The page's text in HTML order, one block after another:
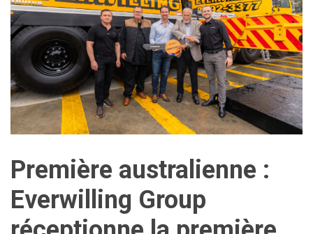
Première australienne :
Everwilling Group